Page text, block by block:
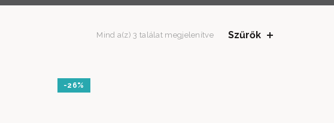
Mind a(z) 3 találat megjelenítve Szűrők
-26%